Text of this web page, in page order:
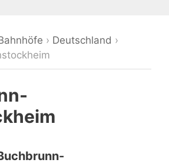
› Deutschland ›